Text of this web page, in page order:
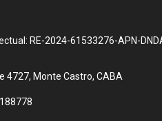
RE-2024-61533276-APN-
4727, Monte Castro, CABA